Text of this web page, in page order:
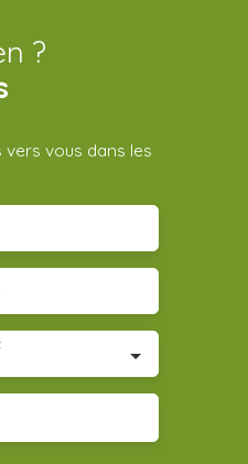
?
vous dans les